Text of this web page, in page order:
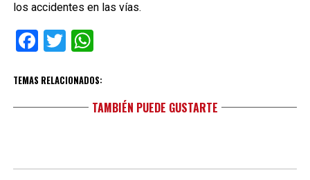
los accidentes en las vías.
Facebook
TwitterWhatsApp
TEMAS RELACIONADOS:
TAMBIÉN PUEDE GUSTARTE